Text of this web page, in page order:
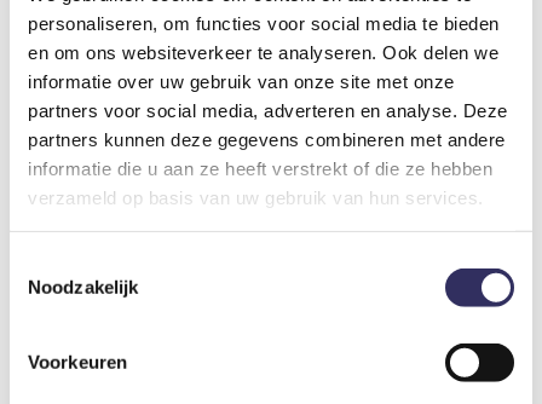
personaliseren, om functies voor social media te bieden
en om ons websiteverkeer te analyseren. Ook delen we
informatie over uw gebruik van onze site met onze
partners voor social media, adverteren en analyse. Deze
partners kunnen deze gegevens combineren met andere
informatie die u aan ze heeft verstrekt of die ze hebben
verzameld op basis van uw gebruik van hun services.
Noodzakelijk
Voorkeuren
2
Vrijstaande wellness studio met jacuzzi en barrelsauna
Nederland Overijssel Sint Jansklooster
€ 155 vanaf prijs